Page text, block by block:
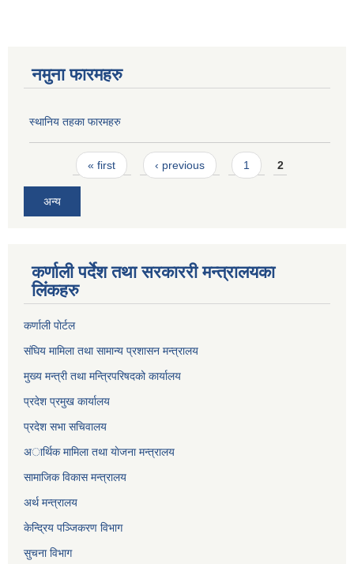
नमुना फारमहरु
स्थानिय तहका फारमहरु
Pages« first ‹ previous 1 2
अन्य
कर्णाली पर्देश तथा सरकाररी मन्त्रालयका
लिंकहरु
कर्णाली पाेर्टल
संघिय मामिला तथा सामान्य प्रशासन मन्त्रालय
मुख्य मन्त्री तथा मन्त्रिपरिषदको कार्यालय
प्रदेश प्रमुख कार्यालय
प्रदेश सभा सचिवालय
अार्थिक मामिला तथा याेजना मन्त्रालय
सामाजिक विकास मन्त्रालय
अर्थ मन्त्रालय
केन्द्रिय पञ्जिकरण विभाग
सुचना विभाग